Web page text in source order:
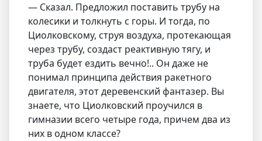
— Сказал. Предложил поставить трубу на
колесики и толкнуть с горы. И тогда, по
Циолковскому, струя воздуха, протекающая
через трубу, создаст реактивную тягу, и
труба будет ездить вечно!.. Он даже не
понимал принципа действия ракетного
двигателя, этот деревенский фантазер. Вы
знаете, что Циолковский проучился в
гимназии всего четыре года, причем два из
них в одном классе?